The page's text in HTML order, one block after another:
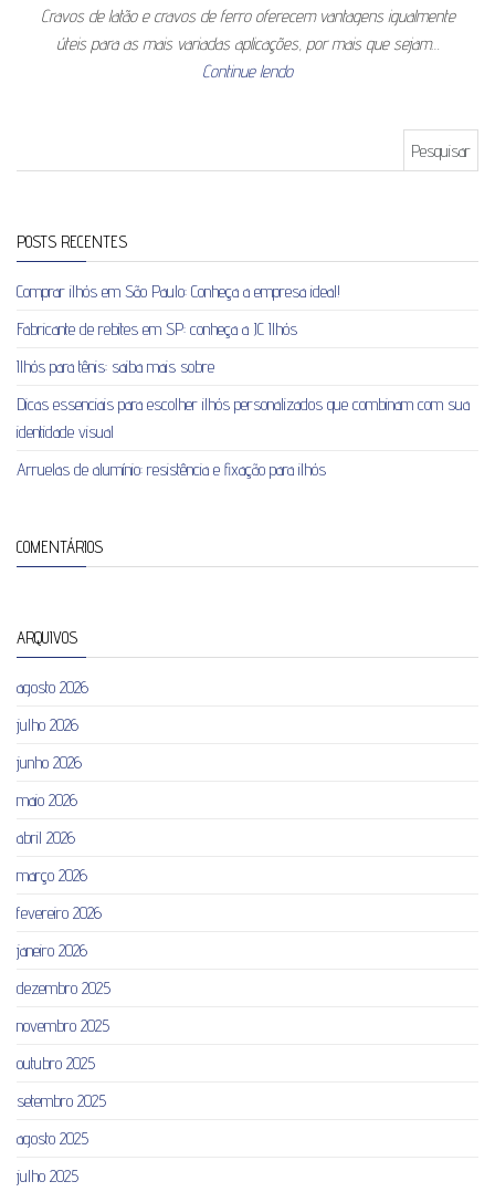
Cravos de latão e cravos de ferro oferecem vantagens igualmente
úteis para as mais variadas aplicações, por mais que sejam…
Continue lendo
POSTS RECENTES
Comprar ilhós em São Paulo: Conheça a empresa ideal!
Fabricante de rebites em SP: conheça a JC Ilhós
Ilhós para tênis: saiba mais sobre
Dicas essenciais para escolher ilhós personalizados que combinam com sua
identidade visual
Arruelas de alumínio: resistência e fixação para ilhós
COMENTÁRIOS
ARQUIVOS
agosto 2026
julho 2026
junho 2026
maio 2026
abril 2026
março 2026
fevereiro 2026
janeiro 2026
dezembro 2025
novembro 2025
outubro 2025
setembro 2025
agosto 2025
julho 2025